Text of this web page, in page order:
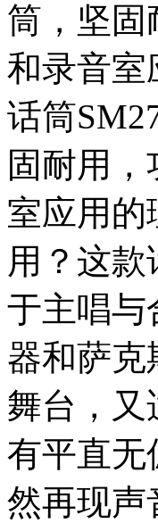
筒，坚固
和录音室
话筒
固耐用
室应用的
用？这
于主唱与
器和萨克
舞台，又
有平直无
然再现声